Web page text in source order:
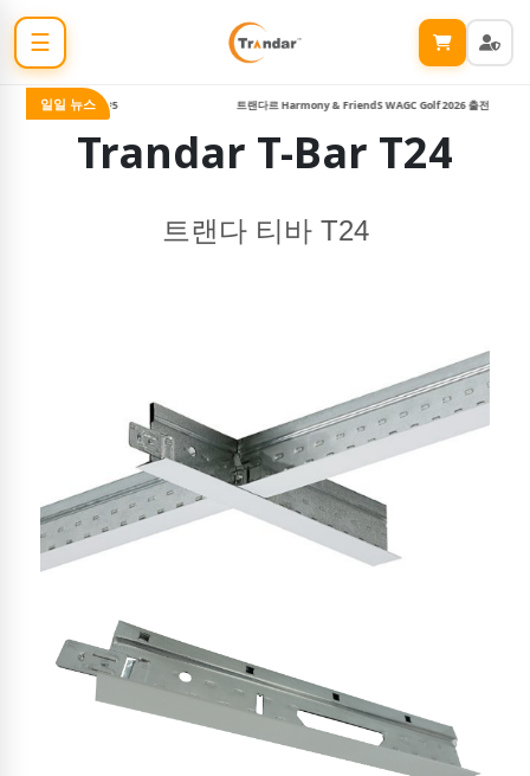
☰
일일 뉴스
모니 무비 나이트 #5 트랜다르 Harmony & FriendS WAGC Golf 2026 출전
Trandar T-Bar T24
트랜다 티바 T24